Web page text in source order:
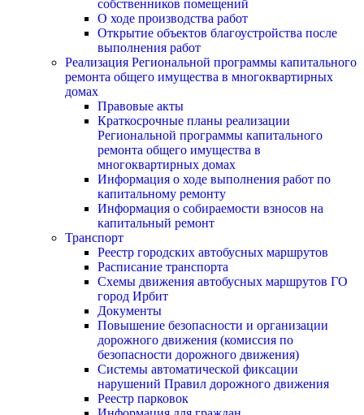
собственников помещений
О ходе производства работ
Открытие объектов благоустройства после
выполнения работ
Реализация Региональной программы капитального
ремонта общего имущества в многоквартирных
домах
Правовые акты
Краткосрочные планы реализации
Региональной программы капитального
ремонта общего имущества в
многоквартирных домах
Информация о ходе выполнения работ по
капитальному ремонту
Информация о собираемости взносов на
капитальный ремонт
Транспорт
Реестр городских автобусных маршрутов
Расписание транспорта
Схемы движения автобусных маршрутов ГО
город Ирбит
Документы
Повышение безопасности и организации
дорожного движения (комиссия по
безопасности дорожного движения)
Системы автоматической фиксации
нарушений Правил дорожного движения
Реестр парковок